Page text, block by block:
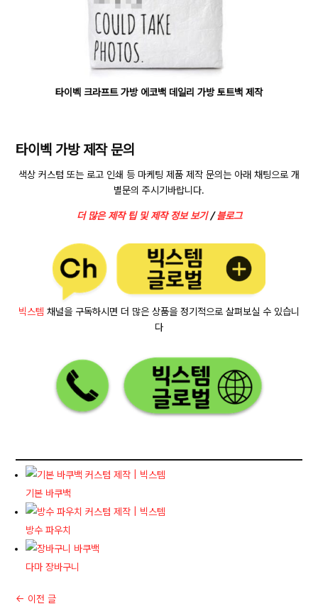
타이벡 크라프트 가방 에코백 데일리 가방 토트백 제작
타이벡 가방 제작 문의
색상 커스텀 또는 로고 인쇄 등 마케팅 제품 제작 문의는 아래 채팅으로 개
별문의 주시기바랍니다.
더 많은 제작 팁 및 제작 정보 보기/블로그
빅스템 채널을 구독하시면 더 많은 상품을 정기적으로 살펴보실 수 있습니
다
기본 바쿠백
방수 파우치
다마 장바구니
← 이전 글